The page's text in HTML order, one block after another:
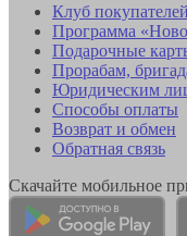
Клуб
Программа
Подарочные
Прорабам,
Юридическим
Способы оплаты
Возврат и обмен
Обратная связь
Скачайте мобильное